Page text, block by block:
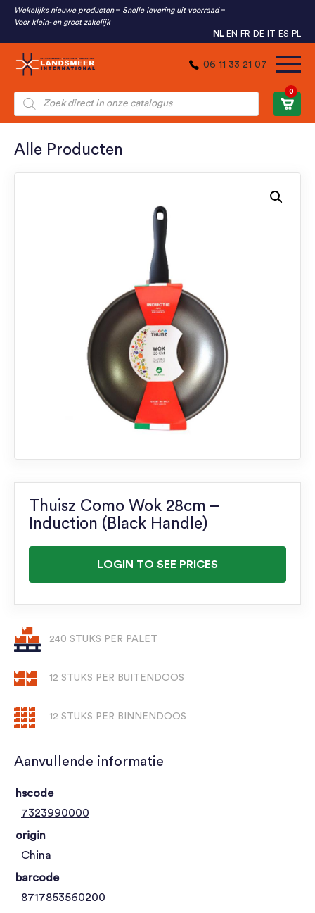
Wekelijks nieuwe producten
Snelle levering uit voorraad
Voor klein- en groot zakelijk
NL EN FR DE IT ES PL
06 11 33 21 07
Producten
zoeken
0
Alle Producten
Thuisz Como Wok 28cm –
Induction (Black Handle)
LOGIN TO SEE PRICES
240 STUKS PER PALET
12 STUKS PER BUITENDOOS
12 STUKS PER BINNENDOOS
Aanvullende informatie
hscode
7323990000
origin
China
barcode
8717853560200